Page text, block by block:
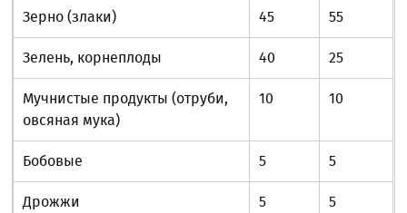
Зерно (злаки) 45 55
Зелень, корнеплоды 40 25
Мучнистые продукты (отруби,
овсяная мука)
10 10
Бобовые 5 5
Дрожжи 5 5